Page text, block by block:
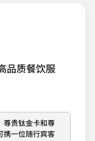
品质餐饮服
尊贵钛金卡和尊
携一位随行宾客